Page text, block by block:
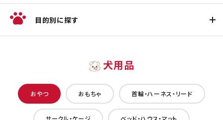
目的別に探す
犬用品
おやつ おもちゃ 首輪・ハーネス・リード
サークル・ケージ ベッド・ハウス・マット